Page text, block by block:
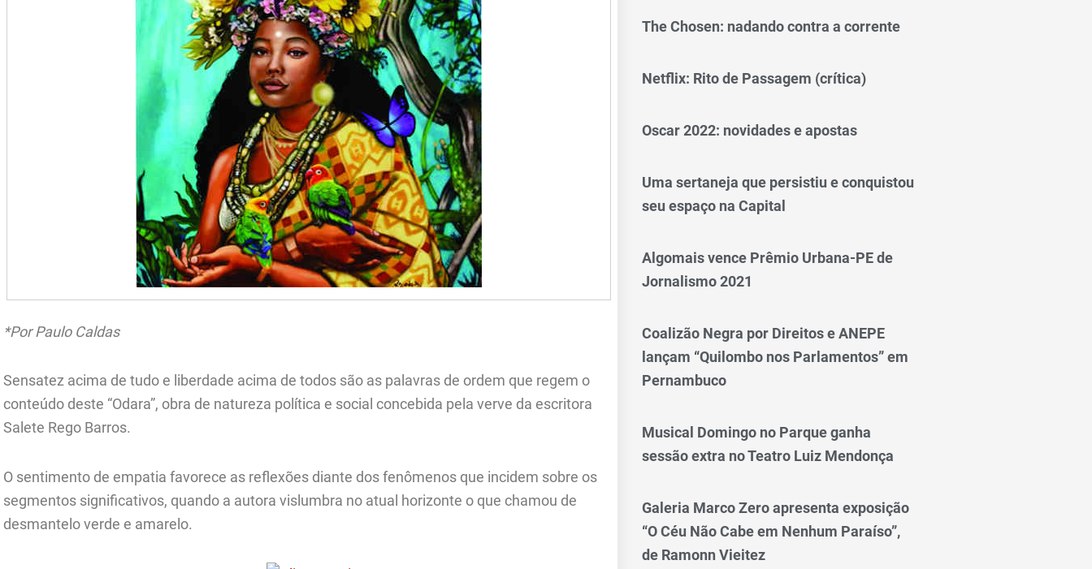
*Por Paulo Caldas
Sensatez acima de tudo e liberdade acima de todos são as palavras de ordem que regem o
conteúdo deste “Odara”, obra de natureza política e social concebida pela verve da escritora
Salete Rego Barros.
O sentimento de empatia favorece as reflexões diante dos fenômenos que incidem sobre os
segmentos significativos, quando a autora vislumbra no atual horizonte o que chamou de
desmantelo verde e amarelo.
The Chosen: nadando contra a corrente
Netflix: Rito de Passagem (crítica)
Oscar 2022: novidades e apostas
Uma sertaneja que persistiu e conquistou
seu espaço na Capital
Algomais vence Prêmio Urbana-PE de
Jornalismo 2021
Coalizão Negra por Direitos e ANEPE
lançam “Quilombo nos Parlamentos” em
Pernambuco
Musical Domingo no Parque ganha
sessão extra no Teatro Luiz Mendonça
Galeria Marco Zero apresenta exposição
“O Céu Não Cabe em Nenhum Paraíso”,
de Ramonn Vieitez